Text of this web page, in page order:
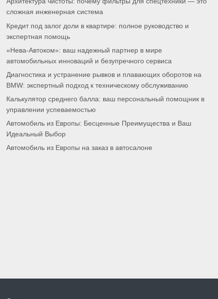
сложная инженерная система
Кредит под залог доли в квартире: полное руководство и
экспертная помощь
«Нева-Автоком»: ваш надежный партнер в мире
автомобильных инноваций и безупречного сервиса
Диагностика и устранение рывков и плавающих оборотов на
BMW: экспертный подход к техническому обслуживанию
Калькулятор среднего балла: ваш персональный помощник в
управлении успеваемостью
Автомобиль из Европы: Бесценные Преимущества и Ваш
Идеальный Выбор
Автомобиль из Европы на заказ в автосалоне